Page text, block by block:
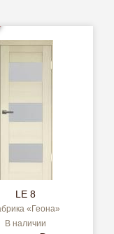
LE 8
«Геона»
В наличии